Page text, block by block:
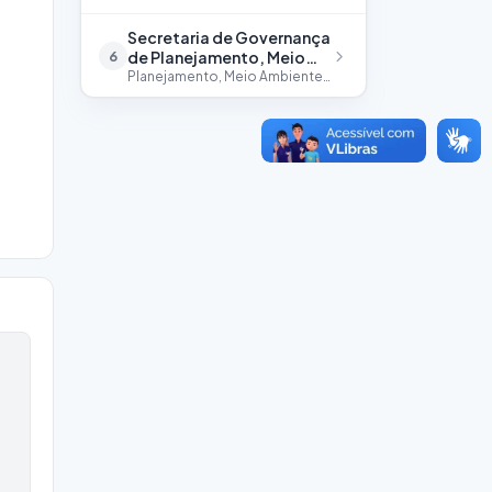
6
Secretaria de Governança
de Planejamento, Meio
Ambiente e Habitação
Planejamento, Meio Ambiente
e Habitação